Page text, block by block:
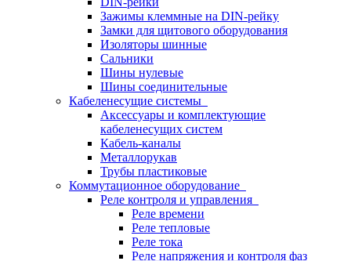
Зажимы клеммные на DIN-рейку
Замки для щитового оборудования
Изоляторы шинные
Сальники
Шины нулевые
Шины соединительные
Кабеленесущие системы
Аксессуары и комплектующие
кабеленесущих систем
Кабель-каналы
Металлорукав
Трубы пластиковые
Коммутационное оборудование
Реле контроля и управления
Реле времени
Реле тепловые
Реле тока
Реле напряжения и контроля фаз